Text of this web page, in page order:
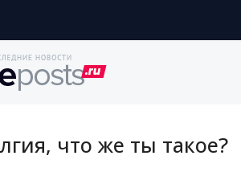
что же ты такое?